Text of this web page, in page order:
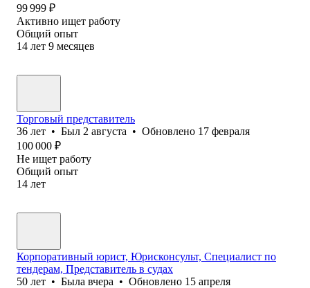
99 999 ₽
Активно ищет работу
Общий опыт
14 лет 9 месяцев
Торговый представитель
36 лет • Был 2 августа • Обновлено 17 февраля
100 000 ₽
Не ищет работу
Общий опыт
14 лет
Корпоративный юрист, Юрисконсульт, Специалист по
тендерам, Представитель в судах
50 лет • Была вчера • Обновлено 15 апреля